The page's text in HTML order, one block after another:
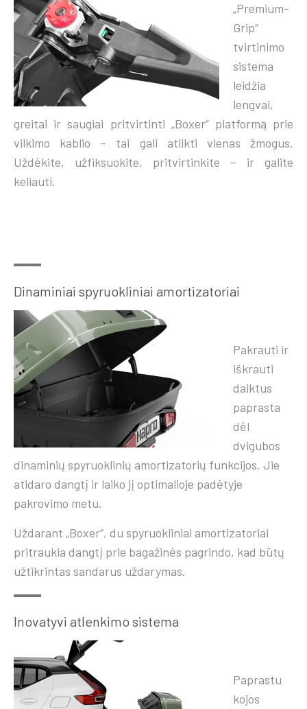
„Premium-
Grip“
tvirtinimo
sistema
leidžia
lengvai,
greitai ir saugiai pritvirtinti „Boxer“ platformą prie
vilkimo kablio – tai gali atlikti vienas žmogus.
Uždėkite, užfiksuokite, pritvirtinkite – ir galite
keliauti.
Dinaminiai spyruokliniai amortizatoriai
Pakrauti ir
iškrauti
daiktus
paprasta
dėl
dvigubos
dinaminių spyruoklinių amortizatorių funkcijos. Jie
atidaro dangtį ir laiko jį optimalioje padėtyje
pakrovimo metu.
Uždarant „Boxer“, du spyruokliniai amortizatoriai
pritraukia dangtį prie bagažinės pagrindo, kad būtų
užtikrintas sandarus uždarymas.
Inovatyvi atlenkimo sistema
Paprastu
kojos